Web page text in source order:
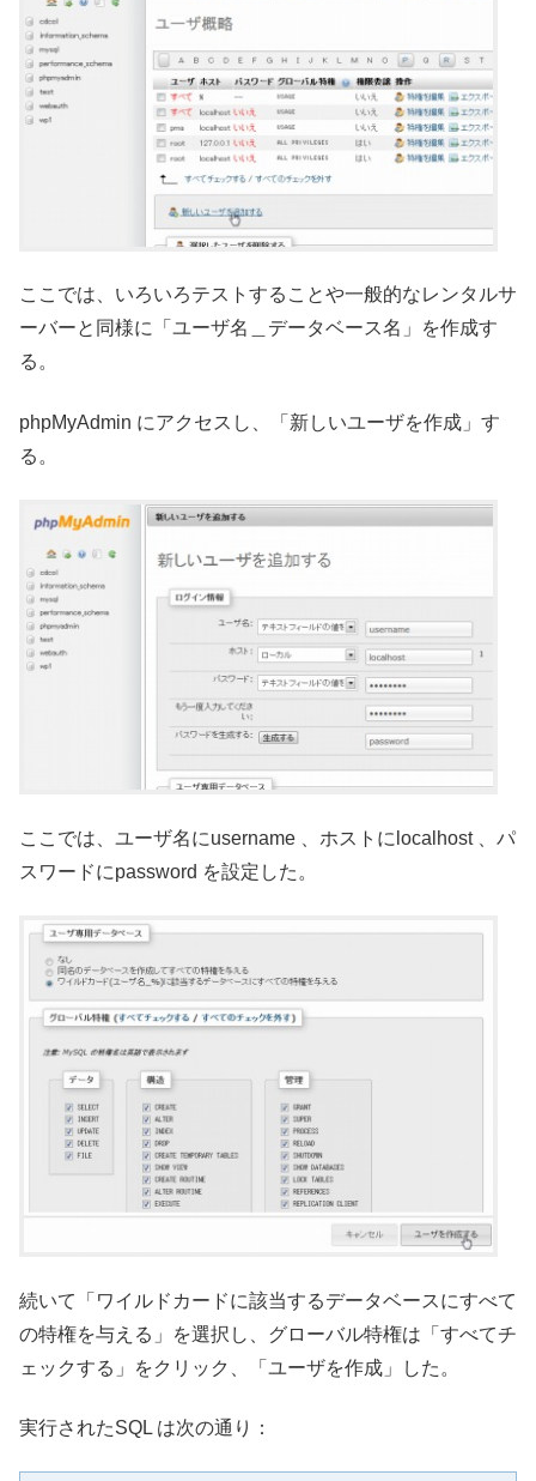
ここでは、いろいろテストすることや一般的なレンタルサ
ーバーと同様に「ユーザ名＿データベース名」を作成す
る。
phpMyAdmin にアクセスし、「新しいユーザを作成」す
る。
ここでは、ユーザ名にusername 、ホストにlocalhost 、パ
スワードにpassword を設定した。
続いて「ワイルドカードに該当するデータベースにすべて
の特権を与える」を選択し、グローバル特権は「すべてチ
ェックする」をクリック、「ユーザを作成」した。
実行されたSQL は次の通り：